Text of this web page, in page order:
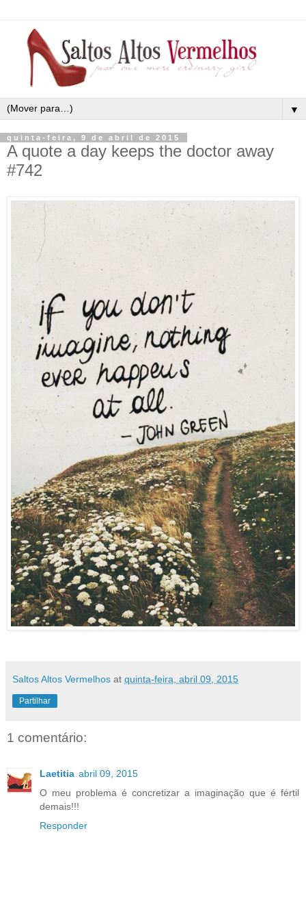
▼
quinta-feira, 9 de abril de 2015
A quote a day keeps the doctor away
#742
Saltos Altos Vermelhos at quinta-feira, abril 09, 2015
Partilhar
1 comentário:
Laetitia abril 09, 2015
O meu problema é concretizar a imaginação que é fértil
demais!!!
Responder